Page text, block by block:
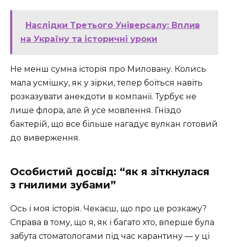
Наслідки Третього Універсалу: Вплив
на Україну та історичні уроки
Не менш сумна історія про Миловану. Колись
мала усмішку, як у зірки, тепер боїться навіть
розказувати анекдоти в компанії. Турбує не
лише флора, але й усе мовлення. Гніздо
бактерій, що все більше нагадує вулкан готовий
до виверження.
Особистий досвід: “як я зіткнулася
з гнилими зубами”
Ось і моя історія. Чекаєш, що про це розкажу?
Справа в тому, що я, як і багато хто, вперше була
забута стоматологами під час карантину ― у ці